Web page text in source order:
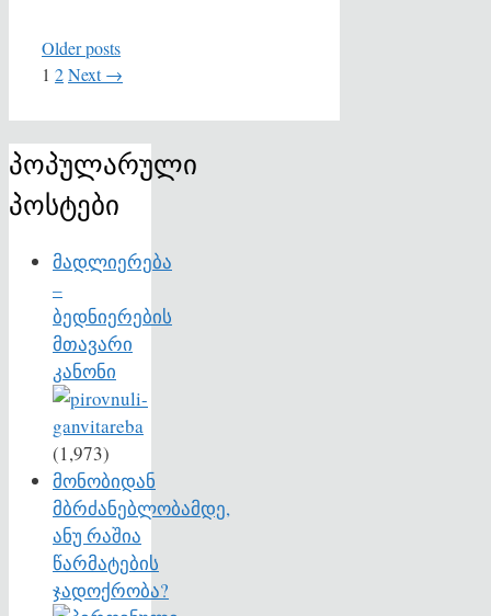
Older posts
Page
1 Page
2Next→
პოპულარული
პოსტები
მადლიერება
–
ბედნიერების
მთავარი
კანონი
(1,973)
მონობიდან
მბრძანებლობამდე,
ანუ რაშია
წარმატების
ჯადოქრობა?